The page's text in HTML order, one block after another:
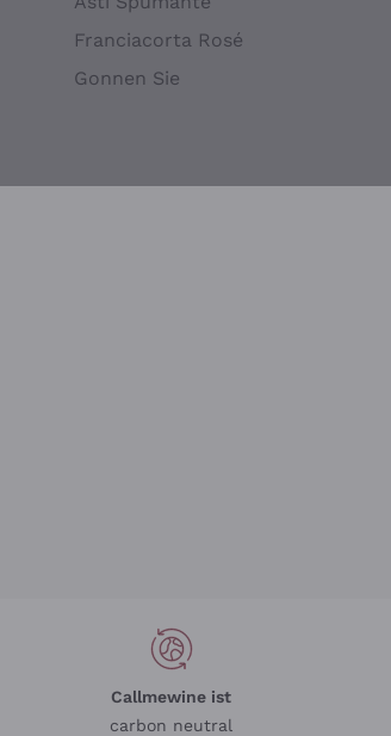
Franciacorta Rosé
Gonnen Sie
Callmewine ist
carbon neutral